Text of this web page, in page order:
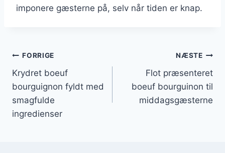
imponere gæsterne på, selv når tiden er knap.
Indlægsnavigation
FORRIGE
Krydret boeuf
bourguignon fyldt med
smagfulde
ingredienser
NÆSTE
Flot præsenteret
boeuf bourguinon til
middagsgæsterne